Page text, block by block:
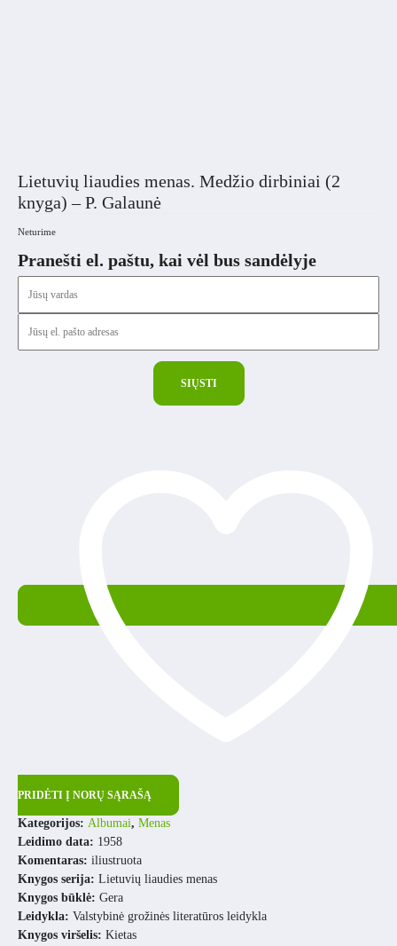
Lietuvių liaudies menas. Medžio dirbiniai (2
knyga) – P. Galaunė
Neturime
Pranešti el. paštu, kai vėl bus sandėlyje
PRIDĖTI Į NORŲ SĄRAŠĄ
Kategorijos: Albumai, Menas
Leidimo data: 1958
Komentaras: iliustruota
Knygos serija: Lietuvių liaudies menas
Knygos būklė: Gera
Leidykla: Valstybinė grožinės literatūros leidykla
Knygos viršelis: Kietas